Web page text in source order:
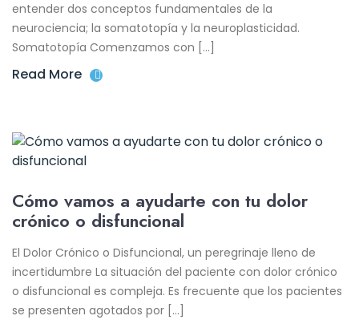
entender dos conceptos fundamentales de la
neurociencia; la somatotopía y la neuroplasticidad.
Somatotopía Comenzamos con […]
Read More
Cómo vamos a ayudarte con tu dolor
crónico o disfuncional
El Dolor Crónico o Disfuncional, un peregrinaje lleno de
incertidumbre La situación del paciente con dolor crónico
o disfuncional es compleja. Es frecuente que los pacientes
se presenten agotados por […]